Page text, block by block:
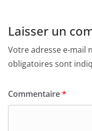
Laisser un
Votre adresse e-mail
obligatoires sont
Commentaire*